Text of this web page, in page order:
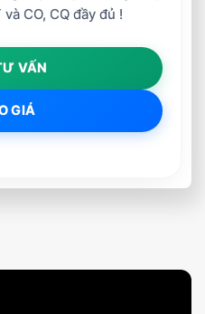
CO, CQ đầy đủ !
VẤN
GIÁ